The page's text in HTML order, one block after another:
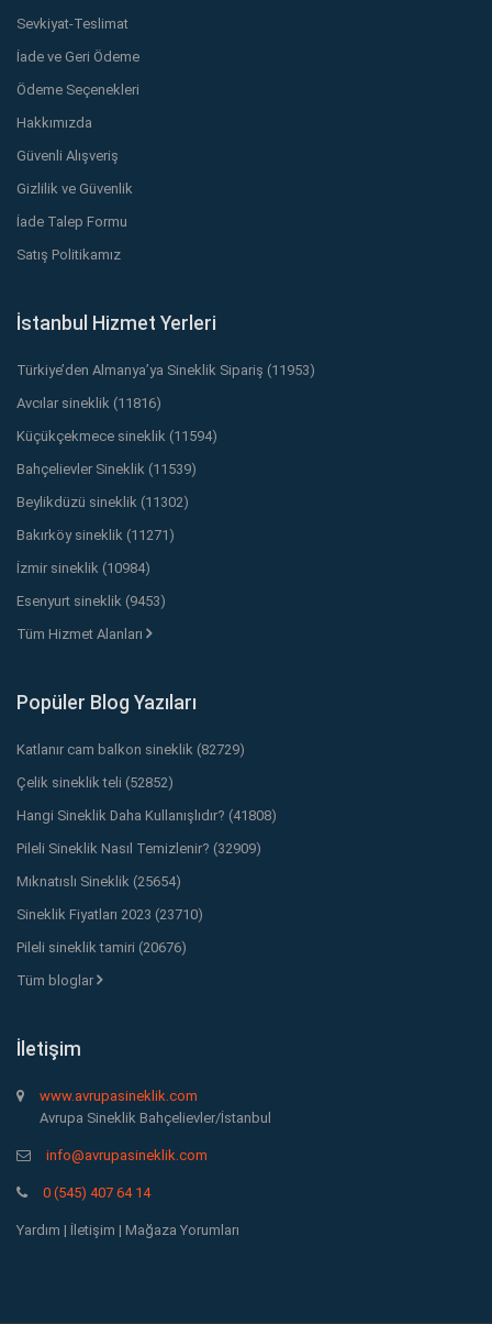
Sevkiyat-Teslimat
İade ve Geri Ödeme
Ödeme Seçenekleri
Hakkımızda
Güvenli Alışveriş
Gizlilik ve Güvenlik
İade Talep Formu
Satış Politikamız
İstanbul Hizmet Yerleri
Türkiye’den Almanya’ya Sineklik Sipariş (11953)
Avcılar sineklik (11816)
Küçükçekmece sineklik (11594)
Bahçelievler Sineklik (11539)
Beylikdüzü sineklik (11302)
Bakırköy sineklik (11271)
İzmir sineklik (10984)
Esenyurt sineklik (9453)
Tüm Hizmet Alanları
Popüler Blog Yazıları
Katlanır cam balkon sineklik (82729)
Çelik sineklik teli (52852)
Hangi Sineklik Daha Kullanışlıdır? (41808)
Pileli Sineklik Nasıl Temizlenir? (32909)
Mıknatıslı Sineklik (25654)
Sineklik Fiyatları 2023 (23710)
Pileli sineklik tamiri (20676)
Tüm bloglar
İletişim
www.avrupasineklik.com
Avrupa Sineklik Bahçelievler/İstanbul
info@avrupasineklik.com
0 (545) 407 64 14
Yardım | İletişim | Mağaza Yorumları